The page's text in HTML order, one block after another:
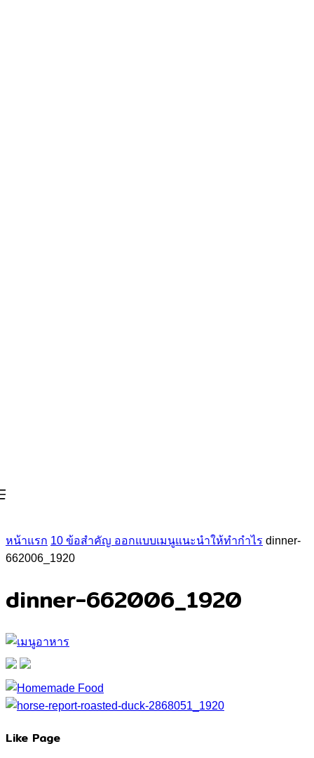
หน้าแรก 10 ข้อสำคัญ ออกแบบเมนูแนะนำให้ทำกำไร dinner-
662006_1920
dinner-662006_1920
Like Page